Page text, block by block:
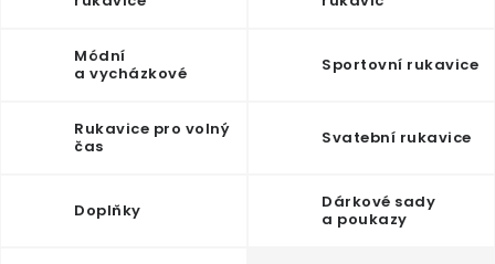
🎁 DÁRKY
DÁRKOVÉ POUKAZY
OUTLET
Módní
a vycházkové
Sportovní rukavice
Rukavice pro volný
čas
Svatební rukavice
Doplňky
Dárkové sady
a poukazy